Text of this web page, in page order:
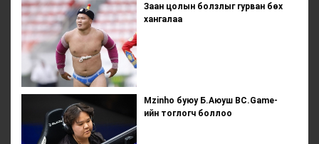
Заан цолын болзлыг гурван бөх
хангалаа
Mzinho буюу Б.Аюуш BC.Game-
ийн тоглогч боллоо